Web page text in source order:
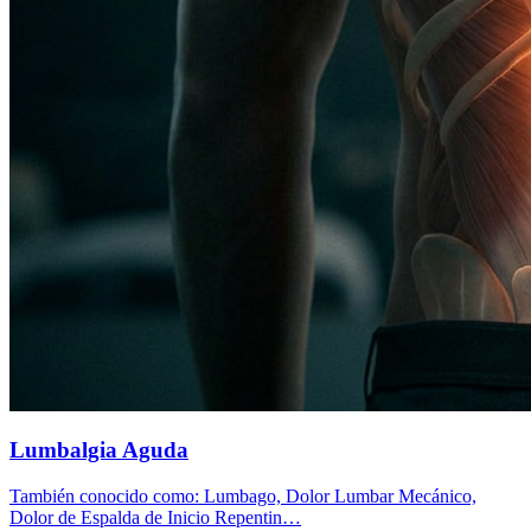
Lumbalgia Aguda
También conocido como: Lumbago, Dolor Lumbar Mecánico,
Dolor de Espalda de Inicio Repentin…